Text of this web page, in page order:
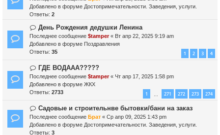
и
е
о
е
н
и
е
в
о
с
о
о
б
е
н
и
е
Добавлено в форуме Достопримечательности. Заведения, услуги.
Ответы: 2
Н
о
в
о
с
о
е
и
е
День Рождения дедушки Ленина
Последнее сообщение $tamper« Вт апр 22, 2025 9:19 am
Добавлено в форуме Поздравления
Ответы: 35 1 2 3 4
Н
о
в
о
с
о
ГДЕ ВОДААА?????
Последнее сообщение $tamper« Чт апр 17, 2025 1:58 pm
Добавлено в форуме ЖКХ
Ответы: 2733 1 271 272 273 274
Н
о
в
о
Садовые и строительнве бытовки/бани на заказ
Последнее сообщение Брат « Ср апр 09, 2025 1:43 pm
Добавлено в форуме Достопримечательности. Заведения, услуги.
Ответы: 3